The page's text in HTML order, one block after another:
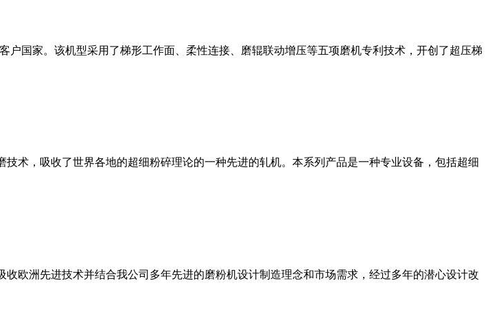
国家。该机型采用了梯形工作面、柔性连接、磨辊联动增压等五项磨机专利技术，开创了超压梯
术，吸收了世界各地的超细粉碎理论的一种先进的轧机。本系列产品是一种专业设备，包括超细
欧洲先进技术并结合我公司多年先进的磨粉机设计制造理念和市场需求，经过多年的潜心设计改